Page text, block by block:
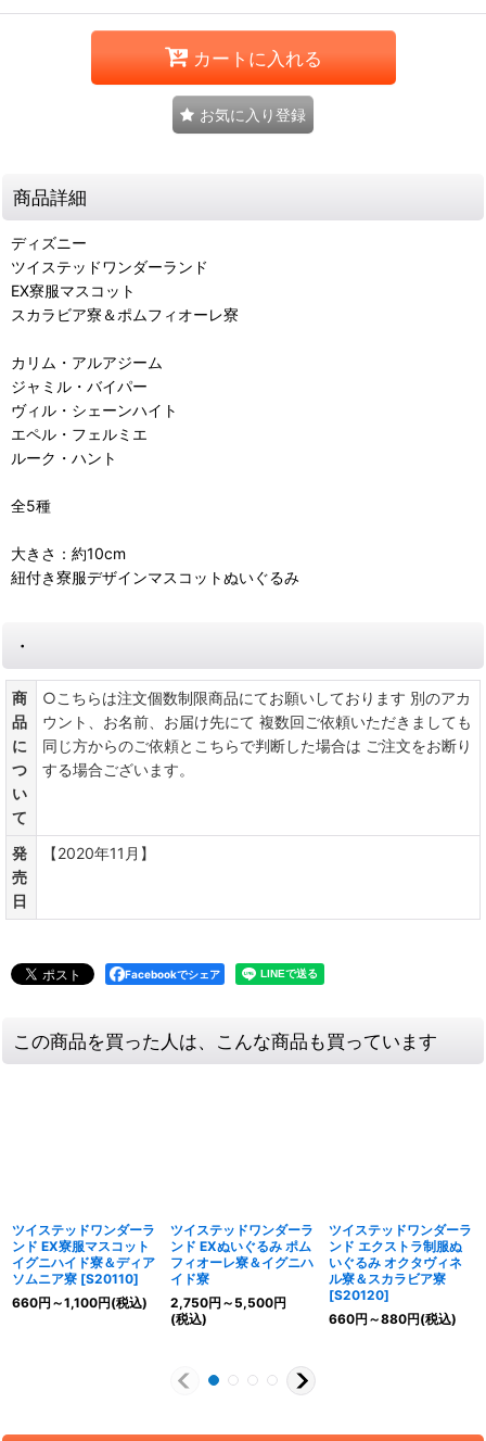
カートに入れる
お気に入り登録
商品詳細
ディズニー
ツイステッドワンダーランド
EX寮服マスコット
スカラビア寮＆ポムフィオーレ寮
カリム・アルアジーム
ジャミル・バイパー
ヴィル・シェーンハイト
エペル・フェルミエ
ルーク・ハント
全5種
大きさ：約10cm
紐付き寮服デザインマスコットぬいぐるみ
・
商
品
に
つ
い
て
○こちらは注文個数制限商品にてお願いしております 別のアカ
ウント、お名前、お届け先にて 複数回ご依頼いただきましても
同じ方からのご依頼とこちらで判断した場合は ご注文をお断り
する場合ございます。
発
売
日
【2020年11月】
Facebookでシェア
この商品を買った人は、こんな商品も買っています
ツイステッドワンダーラ
ンド EX寮服マスコット
イグニハイド寮＆ディア
ソムニア寮 [S20110]
660円 ～1,100円(税込)
ツイステッドワンダーラ
ンド EXぬいぐるみ ポム
フィオーレ寮＆イグニハ
イド寮
2,750円 ～5,500円
(税込)
ツイステッドワンダーラ
ンド エクストラ制服ぬ
いぐるみ オクタヴィネ
ル寮＆スカラビア寮
[S20120]
660円 ～880円(税込)